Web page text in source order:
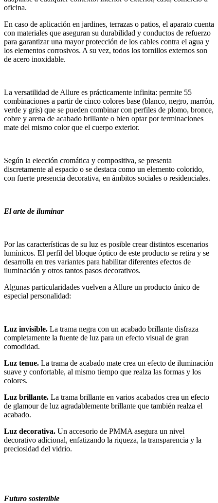
oficina.
En caso de aplicación en jardines, terrazas o patios, el aparato cuenta
con materiales que aseguran su durabilidad y conductos de refuerzo
para garantizar una mayor protección de los cables contra el agua y
los elementos corrosivos. A su vez, todos los tornillos externos son
de acero inoxidable.
La versatilidad de Allure es prácticamente infinita: permite 55
combinaciones a partir de cinco colores base (blanco, negro, marrón,
verde y gris) que se pueden combinar con perfiles de plomo, bronce,
cobre y arena de acabado brillante o bien optar por terminaciones
mate del mismo color que el cuerpo exterior.
Según la elección cromática y compositiva, se presenta
discretamente al espacio o se destaca como un elemento colorido,
con fuerte presencia decorativa, en ámbitos sociales o residenciales.
El arte de iluminar
Por las características de su luz es posible crear distintos escenarios
lumínicos. El perfil del bloque óptico de este producto se retira y se
desarrolla en tres variantes para habilitar diferentes efectos de
iluminación y otros tantos pasos decorativos.
Algunas particularidades vuelven a Allure un producto único de
especial personalidad:
Luz invisible. La trama negra con un acabado brillante disfraza
completamente la fuente de luz para un efecto visual de gran
comodidad.
Luz tenue. La trama de acabado mate crea un efecto de iluminación
suave y confortable, al mismo tiempo que realza las formas y los
colores.
Luz brillante. La trama brillante en varios acabados crea un efecto
de glamour de luz agradablemente brillante que también realza el
acabado.
Luz decorativa. Un accesorio de PMMA asegura un nivel
decorativo adicional, enfatizando la riqueza, la transparencia y la
preciosidad del vidrio.
Futuro sostenible